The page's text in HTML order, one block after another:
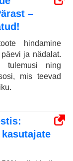
–
hindamine
ja nädalat.
tulemusi ning
mis teevad